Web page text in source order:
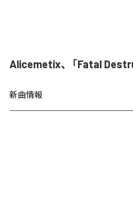
Alicemetix、「Fatal
新曲情報